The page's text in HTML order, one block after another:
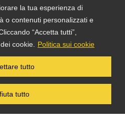
la tua esperienza di
o contenuti personalizzati e
“Accetta tutti”,
cookie.
Politica sui cookie
tutto
tutto
UNIPERSONALE P. IVA
2025 TUTTI I